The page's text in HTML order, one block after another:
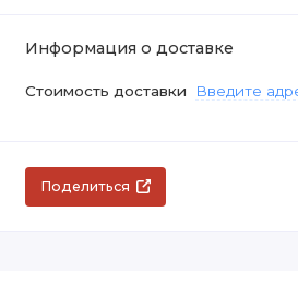
Информация о доставке
Стоимость доставки Введите
Поделиться